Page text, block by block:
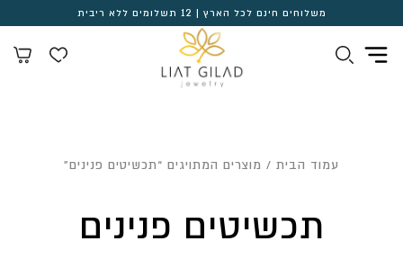
משלוחים חינם לכל הארץ | 12 תשלומים ללא ריבית
עמוד הבית / מוצרים המתויגים “תכשיטים פנינים”
תכשיטים פנינים